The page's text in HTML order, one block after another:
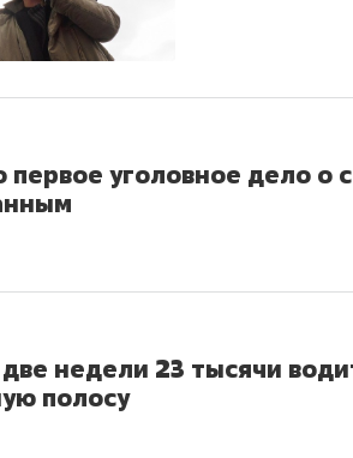
уголовное дело о
две недели 23 тысячи
полосу